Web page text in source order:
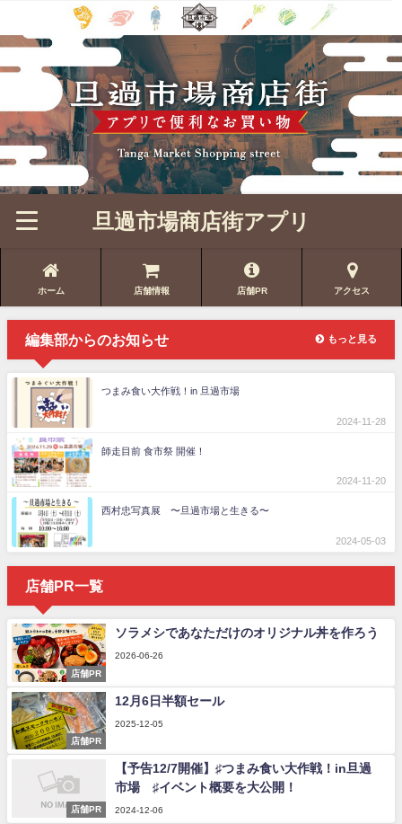
旦過市場商店街アプリ
ホーム 店舗情報 店舗PR アクセス
編集部からのお知らせ もっと見る
2024-11-28
つまみ食い大作戦！in 旦過市場
2024-11-20
師走目前 食市祭 開催！
2024-05-03
西村忠写真展 〜旦過市場と生きる〜
店舗PR一覧
店舗PR
ソラメシであなただけのオリジナル丼を作ろう
2026-06-26
店舗PR
12月6日半額セール
2025-12-05
店舗PR
【予告12/7開催】♯つまみ食い大作戦！in旦過
市場 ♯イベント概要を大公開！
2024-12-06